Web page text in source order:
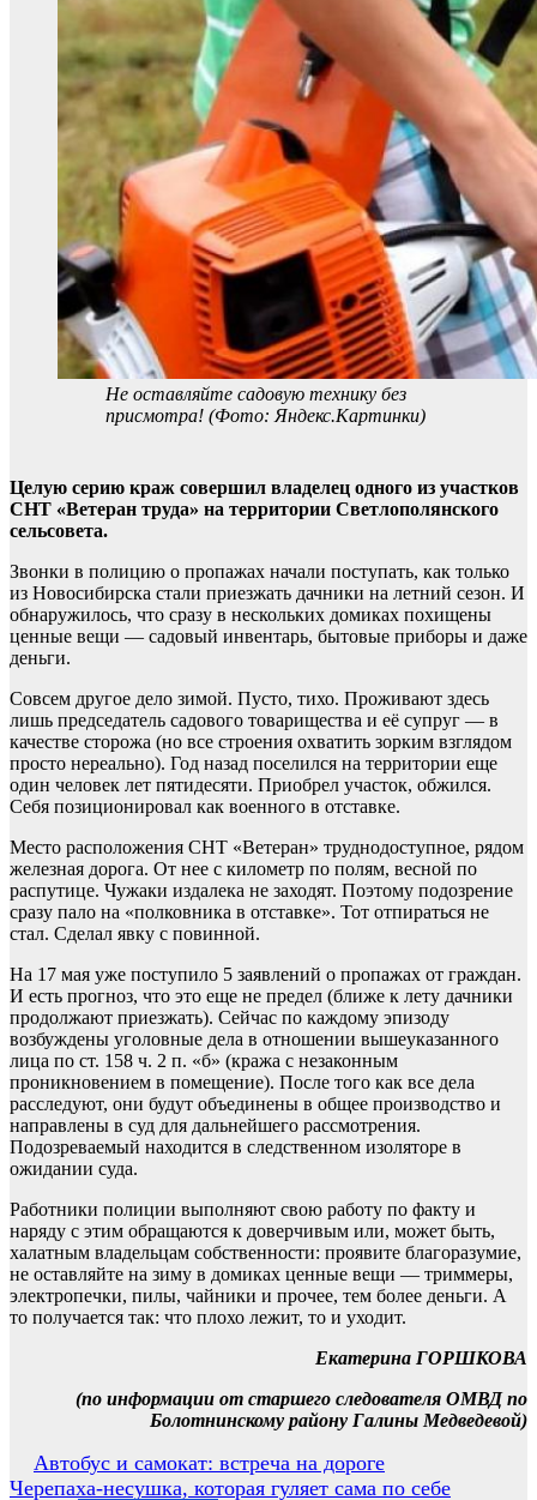
Не оставляйте садовую технику без
присмотра! (Фото: Яндекс.Картинки)
Целую серию краж совершил владелец одного из участков
СНТ «Ветеран труда» на территории Светлополянского
сельсовета.
Звонки в полицию о пропажах начали поступать, как только
из Новосибирска стали приезжать дачники на летний сезон. И
обнаружилось, что сразу в нескольких домиках похищены
ценные вещи — садовый инвентарь, бытовые приборы и даже
деньги.
Совсем другое дело зимой. Пусто, тихо. Проживают здесь
лишь председатель садового товарищества и её супруг — в
качестве сторожа (но все строения охватить зорким взглядом
просто нереально). Год назад поселился на территории еще
один человек лет пятидесяти. Приобрел участок, обжился.
Себя позиционировал как военного в отставке.
Место расположения СНТ «Ветеран» труднодоступное, рядом
железная дорога. От нее с километр по полям, весной по
распутице. Чужаки издалека не заходят. Поэтому подозрение
сразу пало на «полковника в отставке». Тот отпираться не
стал. Сделал явку с повинной.
На 17 мая уже поступило 5 заявлений о пропажах от граждан.
И есть прогноз, что это еще не предел (ближе к лету дачники
продолжают приезжать). Сейчас по каждому эпизоду
возбуждены уголовные дела в отношении вышеуказанного
лица по ст. 158 ч. 2 п. «б» (кража с незаконным
проникновением в помещение). После того как все дела
расследуют, они будут объединены в общее производство и
направлены в суд для дальнейшего рассмотрения.
Подозреваемый находится в следственном изоляторе в
ожидании суда.
Работники полиции выполняют свою работу по факту и
наряду с этим обращаются к доверчивым или, может быть,
халатным владельцам собственности: проявите благоразумие,
не оставляйте на зиму в домиках ценные вещи — триммеры,
электропечки, пилы, чайники и прочее, тем более деньги. А
то получается так: что плохо лежит, то и уходит.
Екатерина ГОРШКОВА
(по информации от старшего следователя ОМВД по
Болотнинскому району Галины Медведевой)
Навигация
Автобус и самокат: встреча на дороге
Черепаха-несушка, которая гуляет сама по себе